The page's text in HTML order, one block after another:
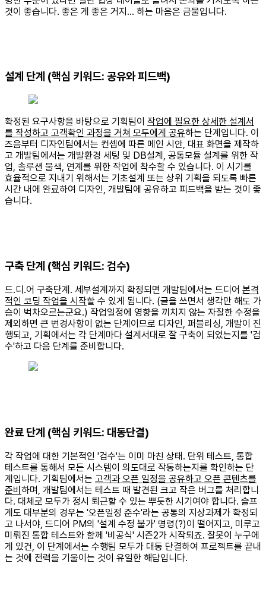
것이 좋습니다. 좋은 게 좋은 거지… 하는 마음은 금물입니다.
설계 단계 (핵심 키워드: 공유와 피드백)
확정된 요구사항을 바탕으로 기획팀이 작업에 필요한 상세한 설계서
를 작성하고 고객확인 과정을 거쳐 모두에게 공유하는 단계입니다. 이
즈음부터 디자인팀에서는 컨셉에 따른 메인 시안, 대표 화면을 제작하
고 개발팀에서는 개발환경 세팅 및 DB설계, 공통모듈 설계를 위한 작
업, 솔루션 물색, 연계를 위한 작업에 착수할 수 있습니다. 이 시기를
효율적으로 지내기 위해서는 기초설계 또는 상위 기획을 되도록 빠른
시간 내에 완료하여 디자인, 개발팀에 공유하고 피드백을 받는 것이 좋
습니다.
구축 단계 (핵심 키워드: 검수)
드.디.어 구축단계. 세부설계까지 확정되면 개발팀에서는 드디어 본격
적인 코딩 작업을 시작할 수 있게 됩니다. (글을 쓰면서 생각만 해도 가
슴이 벅차오르는군요.) 작업일정에 영향을 끼치지 않는 자잘한 수정을
제외하면 큰 변경사항이 없는 단계이므로 디자인, 퍼블리싱, 개발이 진
행되고, 기획에서는 각 단계마다 설계서대로 잘 구축이 되었는지를 '검
수'하고 다음 단계를 준비합니다.
완료 단계 (핵심 키워드: 대동단결)
각 작업에 대한 기본적인 '검수'는 이미 마친 상태. 단위 테스트, 통합
테스트를 통해서 모든 시스템이 의도대로 작동하는지를 확인하는 단
계입니다. 기획팀에서는 고객과 오픈 일정을 공유하고 오픈 콘텐츠를
준비 하며, 개발팀에서는 테스트 때 발견된 크고 작은 버그를 처리합니
다. 대체로 모두가 정시 퇴근할 수 있는 뿌듯한 시기여야 합니다. 슬프
게도 대부분의 경우는 '오픈일정 준수'라는 공통의 지상과제가 확정되
고 나서야, 드디어 PM의 '설계 수정 불가' 명령(?)이 떨어지고, 미루고
미뤄진 통합 테스트와 함께 '비공식' 시즌2가 시작되죠. 잘못이 누구에
게 있건, 이 단계에서는 수행팀 모두가 대동 단결하여 프로젝트를 끝내
는 것에 전력을 기울이는 것이 유일한 해답입니다.